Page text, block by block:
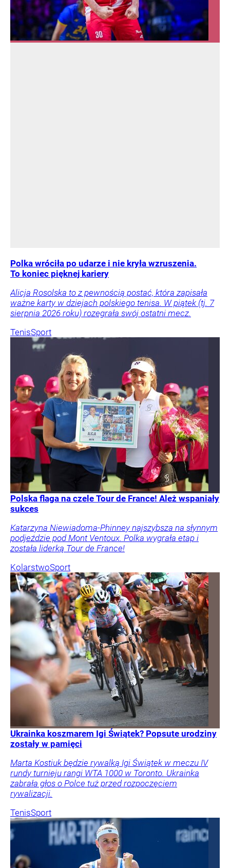
Polka wróciła po udarze i nie kryła wzruszenia.
To koniec pięknej kariery
Alicja Rosolska to z pewnością postać, która zapisała
ważne karty w dziejach polskiego tenisa. W piątek (tj. 7
sierpnia 2026 roku) rozegrała swój ostatni mecz.
TenisSport
Polska flaga na czele Tour de France! Ależ wspaniały
sukces
Katarzyna Niewiadoma-Phinney najszybsza na słynnym
podjeździe pod Mont Ventoux. Polka wygrała etap i
została liderką Tour de France!
KolarstwoSport
Ukrainka koszmarem Igi Świątek? Popsute urodziny
zostały w pamięci
Marta Kostiuk będzie rywalką Igi Świątek w meczu IV
rundy turnieju rangi WTA 1000 w Toronto. Ukrainka
zabrała głos o Polce tuż przed rozpoczęciem
rywalizacji.
TenisSport